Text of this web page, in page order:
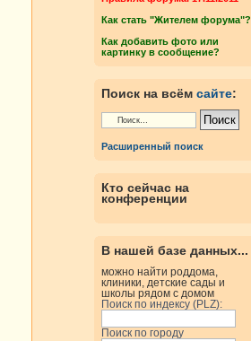
Как стать "Жителем форума"?
Как добавить фото или
картинку в сообщение?
Поиск на всём сайте:
Расширенный поиск
Кто сейчас на
конференции
В нашей базе данных...
можно найти роддома,
клиники, детские сады и
школы рядом с домом
Поиск по индексу (PLZ):
Поиск по городу